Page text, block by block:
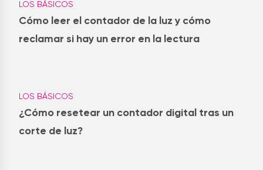
LOS BÁSICOS
Cómo leer el contador de la luz y cómo
reclamar si hay un error en la lectura
LOS BÁSICOS
¿Cómo resetear un contador digital tras un
corte de luz?